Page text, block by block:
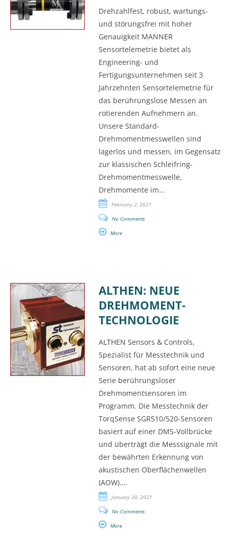
Drehzahlfest, robust, wartungs-
und störungsfrei mit hoher
Genauigkeit MANNER
Sensortelemetrie bietet als
Engineering- und
Fertigungsunternehmen seit 3
Jahrzehnten Sensortelemetrie für
das berührungslose Messen an
rotierenden Aufnehmern an.
Unsere Standard-
Drehmomentmesswellen sind
lagerlos und messen, im Gegensatz
zur klassischen Schleifring-
Drehmomentmesswelle,
Drehmomente im…
February 2, 2021
No Comments
More
ALTHEN: NEUE
DREHMOMENT-
TECHNOLOGIE
ALTHEN Sensors & Controls,
Spezialist für Messtechnik und
Sensoren, hat ab sofort eine neue
Serie berührungsloser
Drehmomentsensoren im
Programm. Die Messtechnik der
TorqSense SGR510/520-Sensoren
basiert auf einer DMS-Vollbrücke
und überträgt die Messsignale mit
der bewährten Erkennung von
akustischen Oberflächenwellen
(AOW)….
January 30, 2021
No Comments
More